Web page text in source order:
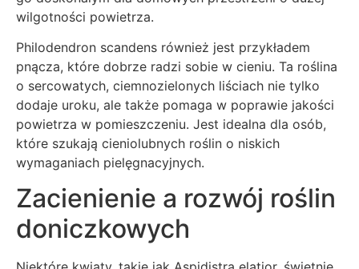
wilgotności powietrza.
Philodendron scandens również jest przykładem
pnącza, które dobrze radzi sobie w cieniu. Ta roślina
o sercowatych, ciemnozielonych liściach nie tylko
dodaje uroku, ale także pomaga w poprawie jakości
powietrza w pomieszczeniu. Jest idealna dla osób,
które szukają cieniolubnych roślin o niskich
wymaganiach pielęgnacyjnych.
Zacienienie a rozwój roślin
doniczkowych